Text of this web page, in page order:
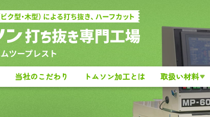
当社のこだわり トムソン加工とは 取扱い材料